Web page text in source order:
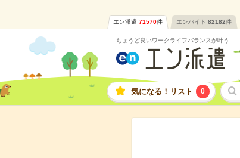
エン派遣 71570件 エンバイト 82182件
ちょうど良いワークライフバランスが叶う
気になる！リスト 0